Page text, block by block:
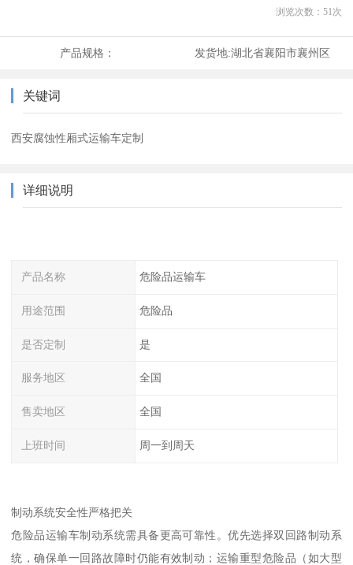
浏览次数： 51次
产品规格： 发货地:湖北省襄阳市襄州区
关键词
西安腐蚀性厢式运输车定制
详细说明
产品名称 危险品运输车
用途范围 危险品
是否定制 是
服务地区 全国
售卖地区 全国
上班时间 周一到周天
制动系统安全性严格把关​
危险品运输车制动系统需具备更高可靠性。优先选择双回路制动系
统，确保单一回路故障时仍能有效制动；运输重型危险品（如大型